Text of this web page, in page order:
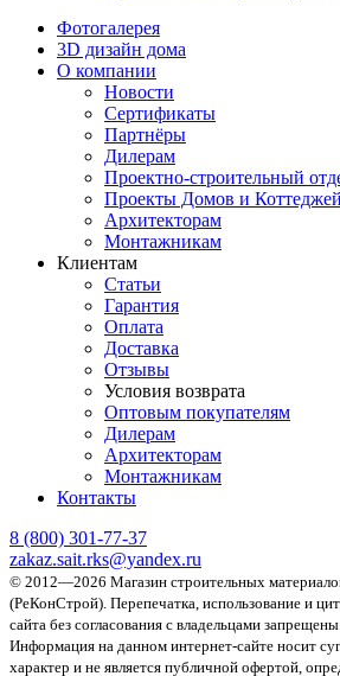
Фотогалерея
3D дизайн дома
О компании
Новости
Сертификаты
Партнёры
Дилерам
Проектно-строительный
Проекты Домов и Коттеджей
Архитекторам
Монтажникам
Клиентам
Статьи
Гарантия
Оплата
Доставка
Отзывы
Условия возврата
Оптовым покупателям
Дилерам
Архитекторам
Монтажникам
Контакты
8 (800) 301-77-37
zakaz.sait.rks@yandex.ru
© 2012—2026 Магазин строительных
(РеКонСтрой). Перепечатка, использование и
сайта без согласования с владельцами
Информация на данном интернет-сайте носит
характер и не является публичной офертой,